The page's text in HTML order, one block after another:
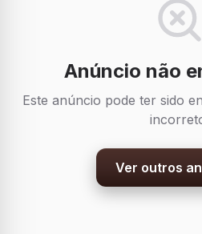
Anúncio não
Este anúncio pode ter sido
Ver outros